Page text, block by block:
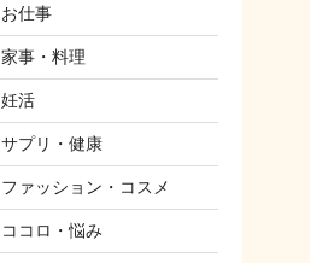
お仕事
家事・料理
妊活
サプリ・健康
ファッション・コスメ
ココロ・悩み